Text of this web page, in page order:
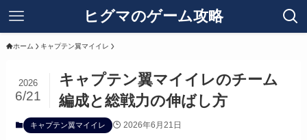
ヒグマのゲーム攻略
ホーム キャプテン翼マイイレ
キャプテン翼マイイレのチーム
編成と総戦力の伸ばし方
2026
6/21
キャプテン翼マイイレ 2026年6月21日